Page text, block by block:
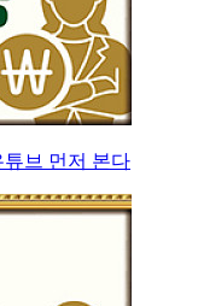
브 먼저 본다